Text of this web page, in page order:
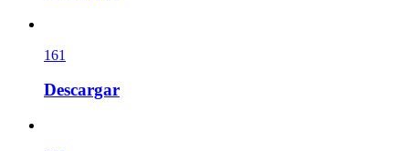
161
Descargar